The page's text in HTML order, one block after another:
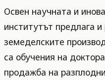
Освен научната и
институтът предлага
земеделските
са обучения на
продажба на